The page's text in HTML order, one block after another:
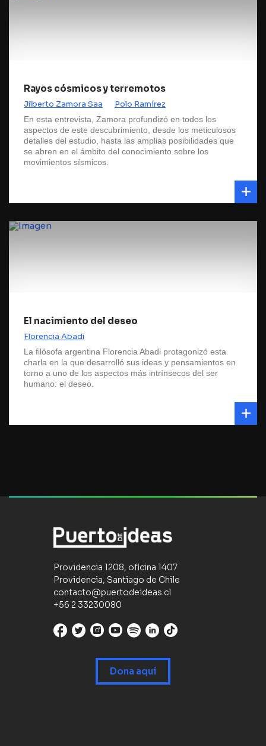
Rayos cósmicos y terremotos
Jilberto Zamora Saa Polo Ramírez
En esta entrevista, Zamora profundizó en todos los
aspectos de este descubrimiento, desde los meticulosos
detalles del estudio, hasta las amplias posibilidades que
se abren en el ámbito del conocimiento sobre los
movimientos sísmicos.
El nacimiento del deseo
Florencia Abadi
La filósofa argentina Florencia Abadi protagonizó esta
charla en la que desarrolló sus ideas y pensamientos en
torno a uno de los aspectos más intrínsecos del ser
humano: el deseo.
Providencia 1208, oficina 1407
Providencia, Santiago de Chile
contacto@puertodeideas.cl
+56 2 33230080
Dona aquí